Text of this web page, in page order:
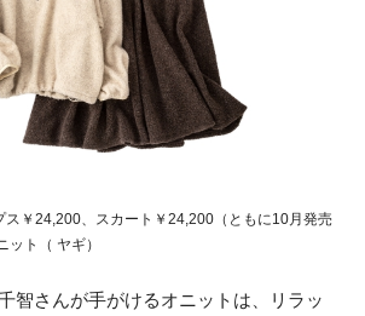
ス￥24,200、スカート￥24,200（ともに10月発売
ット（ ヤギ）
智さんが手がけるオニットは、リラッ